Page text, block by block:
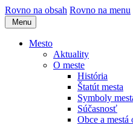
Rovno na obsah Rovno na menu
Menu
Mesto
Aktuality
O meste
História
Štatút mesta
Symboly
Súčasnosť
Obce a mestá